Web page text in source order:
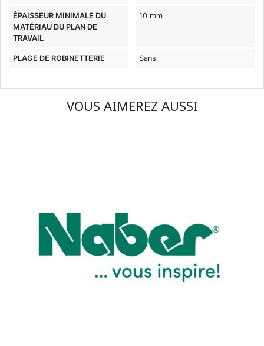
ÉPAISSEUR MINIMALE DU
MATÉRIAU DU PLAN DE
TRAVAIL
10 mm
PLAGE DE ROBINETTERIE Sans
VOUS AIMEREZ AUSSI